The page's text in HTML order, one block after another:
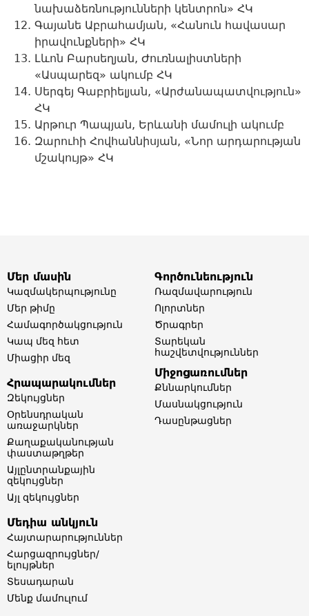
նախաձեռնությունների կենտրոն» ՀԿ
Գայանե Աբրահամյան, «Հանուն հավասար
իրավունքների» ՀԿ
Լևոն Բարսեղյան, Ժուռնալիստների
«Ասպարեզ» ակումբ ՀԿ
Սերգեյ Գաբրիելյան, «Արժանապատվություն»
ՀԿ
Արթուր Պապյան, Երևանի մամուլի ակումբ
Զարուհի Հովհաննիսյան, «Նոր արդարության
մշակույթ» ՀԿ
Մեր մասին
Կազմակերպությունը
Մեր թիմը​
Համագործակցություն
Կապ մեզ հետ
Միացիր մեզ
Գործունեություն
Ռազմավարություն
Ոլորտներ​
Ծրագրեր
Տարեկան
հաշվետվություններ​
Հրապարակումներ
Զեկույցներ
Օրենսդրական
առաջարկներ
Քաղաքականության
փաստաթղթեր
Այլընտրանքային
զեկույցներ
Այլ զեկույցներ
Միջոցառումներ
Քննարկումներ
Մասնակցություն
Դասընթացներ
Մեդիա անկյուն
Հայտարարություններ
Հարցազրույցներ/
ելույթներ
Տեսադարան
Մենք մամուլում